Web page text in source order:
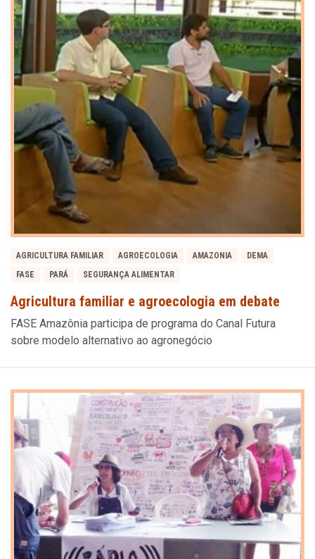
AGRICULTURA FAMILIAR AGROECOLOGIA AMAZONIA
DEMA
FASE
PARÁ SEGURANÇA ALIMENTAR
Agricultura familiar e agroecologia em debate
FASE Amazônia participa de programa do Canal Futura
sobre modelo alternativo ao agronegócio